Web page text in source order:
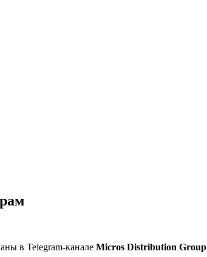
в Telegram-канале Micros Distribution Group